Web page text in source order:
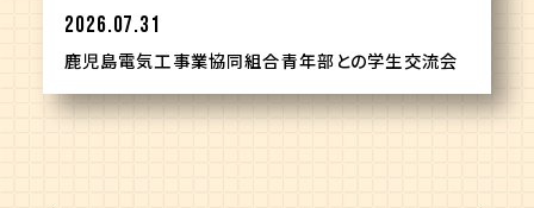
2026.07.31
鹿児島電気工事業協同組合青年部との学生交流会